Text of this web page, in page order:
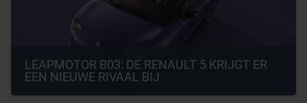
LEAPMOTOR B03: DE RENAULT 5 KRIJGT ER
EEN NIEUWE RIVAAL BIJ